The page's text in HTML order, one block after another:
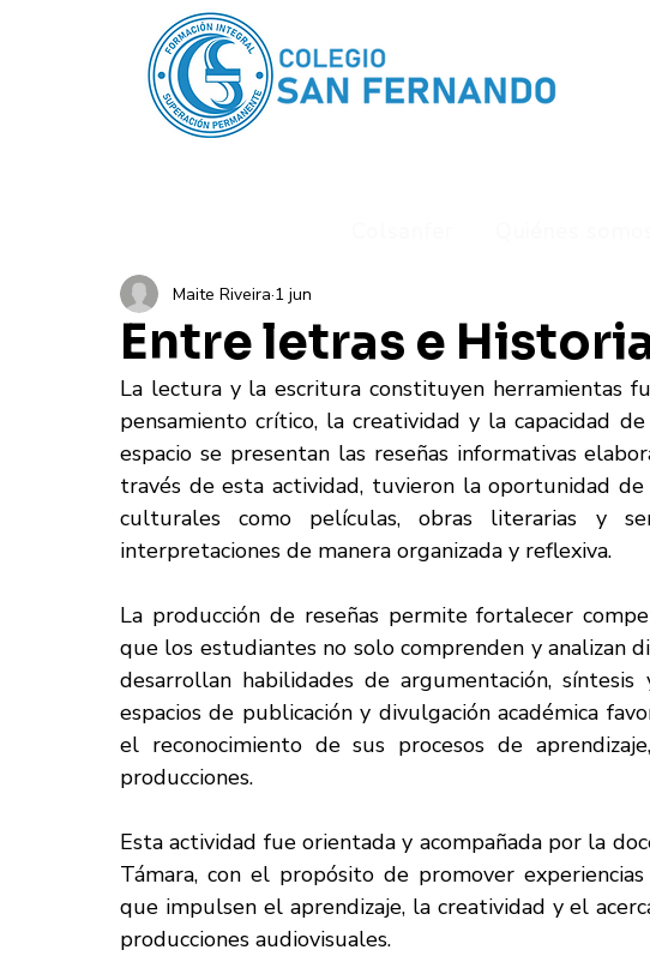
Entre letras e
Maite Riveira 1 jun
La lectura y la escritura constituyen herramientas
pensamiento crítico, la creatividad y la capacidad
espacio se presentan las reseñas informativas
través de esta actividad, tuvieron la oportunidad
culturales como películas, obras literarias y
interpretaciones de manera organizada y reflexiva.
La producción de reseñas permite fortalecer
que los estudiantes no solo comprenden y analizan
desarrollan habilidades de argumentación,
espacios de publicación y divulgación académica
el reconocimiento de sus procesos de
producciones.
Esta actividad fue orientada y acompañada por la
Támara, con el propósito de promover
que impulsen el aprendizaje, la creatividad y el
producciones audiovisuales.